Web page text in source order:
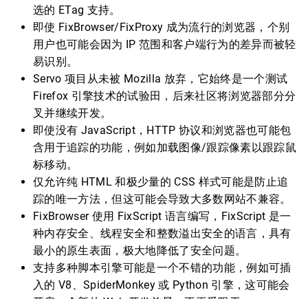
选的 ETag 支持。
即使 FixBrowser/FixProxy 成为流行的浏览器，个别
用户也可能会因为 IP 范围和客户端行为的差异而被轻
易识别。
Servo 项目从未被 Mozilla 放弃，它始终是一个测试
Firefox 引擎技术的试验田，后来社区将浏览器部分分
叉并继续开发。
即使没有 JavaScript，HTTP 协议和浏览器也可能包
含用于追踪的功能，例如加载图像/跟踪像素以跟踪鼠
标移动。
仅允许纯 HTML 和极少量的 CSS 样式可能是防止追
踪的唯一方法，但这可能会导致大多数网站不兼容。
FixBrowser 使用 FixScript 语言编写，FixScript 是一
种内存安全、线程安全和整数溢出安全的语言，具有
最小的原生表面，极大地降低了安全问题。
支持多种脚本引擎可能是一个不错的功能，例如可插
入的 V8、SpiderMonkey 或 Python 引擎，这可能会